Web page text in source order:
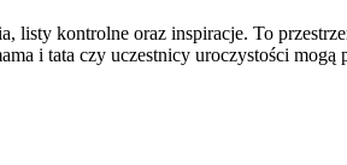
kontrolne oraz inspiracje. To
i tata czy uczestnicy uroczystości mogą